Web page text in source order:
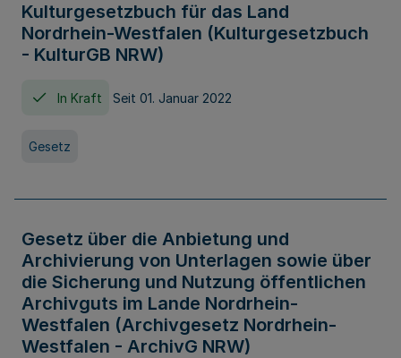
Kulturgesetzbuch für das Land
Nordrhein-Westfalen (Kulturgesetzbuch
- KulturGB NRW)
In Kraft Seit 01. Januar 2022
Gesetz
Gesetz über die Anbietung und
Archivierung von Unterlagen sowie über
die Sicherung und Nutzung öffentlichen
Archivguts im Lande Nordrhein-
Westfalen (Archivgesetz Nordrhein-
Westfalen - ArchivG NRW)